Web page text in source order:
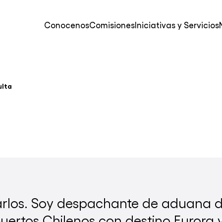
ConocenosComisionesIniciativas y Servicios
Soy despachante de aduana